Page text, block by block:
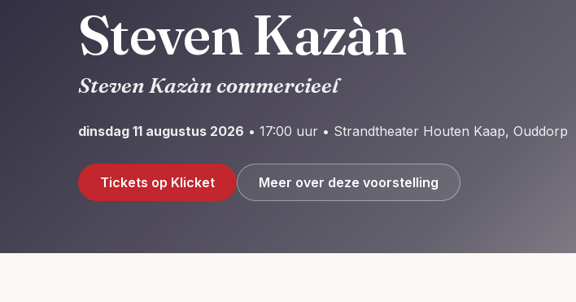
Steven Kazàn
Steven Kazàn commercieel
dinsdag 11 augustus 2026 • 17:00 uur • Strandtheater Houten Kaap, Ouddorp
Tickets op Klicket Meer over deze voorstelling